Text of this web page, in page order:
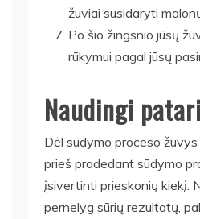
žuviai susidaryti
Po šio žingsnio jūsų
rūkymui pagal jūsų
Naudingi
Dėl sūdymo proceso
prieš pradedant sūdymo
įsivertinti prieskonių kiekį.
pernelyg sūrių rezultatų,